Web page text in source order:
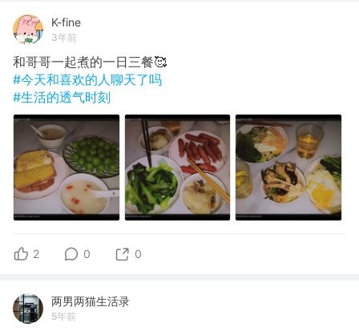
K-fine
3年前
和哥哥一起煮的一日三餐🥰
#今天和喜欢的人聊天了吗
#生活的透气时刻
2 0 0
两男两猫生活录
5年前